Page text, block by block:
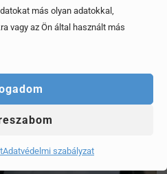
más olyan adatokkal,
vagy az Ön által használt más
Adatvédelmi szabályzat